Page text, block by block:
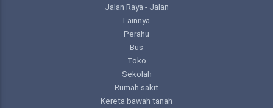
Jalan Raya - Jalan
Lainnya
Perahu
Bus
Toko
Sekolah
Rumah sakit
Kereta bawah tanah